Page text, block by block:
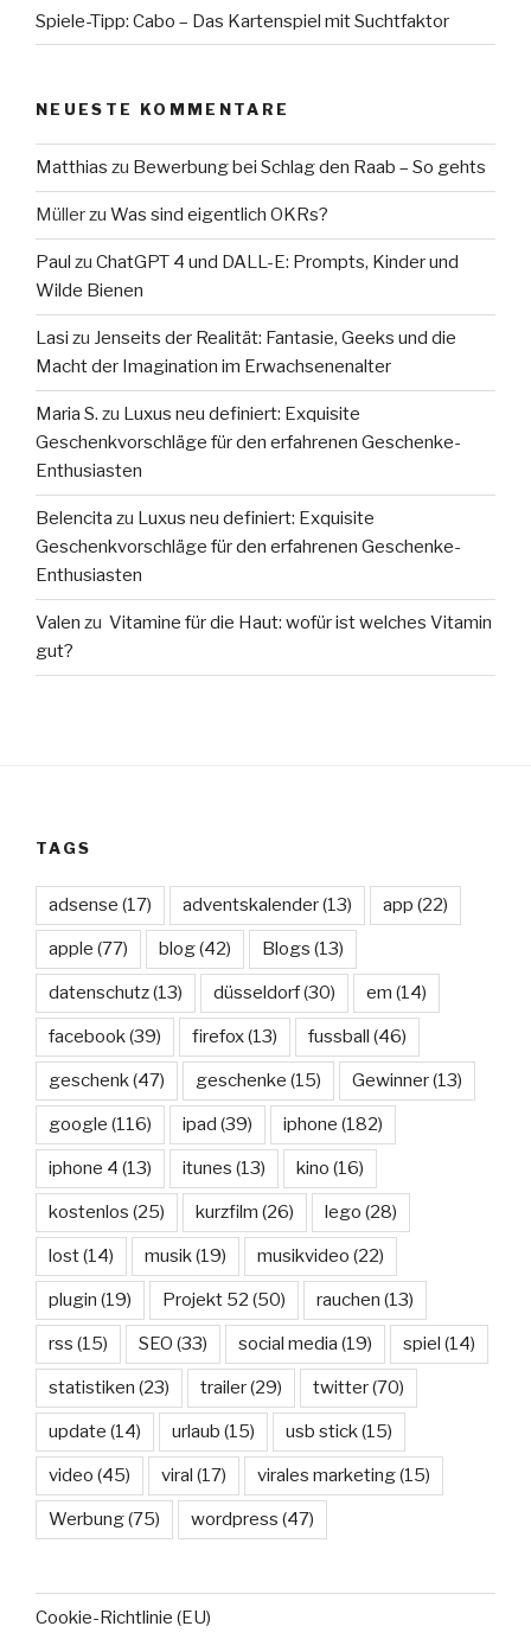
Spiele-Tipp: Cabo – Das Kartenspiel mit Suchtfaktor
NEUESTE KOMMENTARE
Matthias zu Bewerbung bei Schlag den Raab – So gehts
Müllerzu Was sind eigentlich OKRs?
Paul zu ChatGPT 4 und DALL-E: Prompts, Kinder und
Wilde Bienen
Lasi zu Jenseits der Realität: Fantasie, Geeks und die
Macht der Imagination im Erwachsenenalter
Maria S. zu Luxus neu definiert: Exquisite
Geschenkvorschläge für den erfahrenen Geschenke-
Enthusiasten
Belencita zu Luxus neu definiert: Exquisite
Geschenkvorschläge für den erfahrenen Geschenke-
Enthusiasten
Valen zu Vitamine für die Haut: wofür ist welches Vitamin
gut?
TAGS
adsense (17) adventskalender(13) app (22)
apple (77) blog(42) Blogs (13)
datenschutz(13) düsseldorf(30) em (14)
facebook(39) firefox(13) fussball (46)
geschenk(47) geschenke (15) Gewinner(13)
google (116) ipad (39) iphone (182)
iphone 4 (13) itunes (13) kino (16)
kostenlos (25) kurzfilm (26) lego (28)
lost(14) musik(19) musikvideo (22)
plugin (19) Projekt 52 (50) rauchen (13)
rss (15) SEO (33) social media (19) spiel (14)
statistiken (23) trailer(29) twitter(70)
update (14) urlaub (15) usb stick(15)
video (45) viral (17) virales marketing(15)
Werbung(75) wordpress (47)
Cookie-Richtlinie (EU)